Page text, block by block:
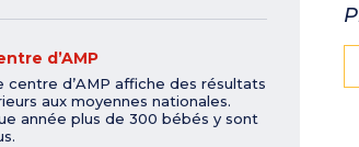
d’AMP
centre d’AMP affiche des résultats
aux moyennes nationales.
année plus de 300 bébés y sont